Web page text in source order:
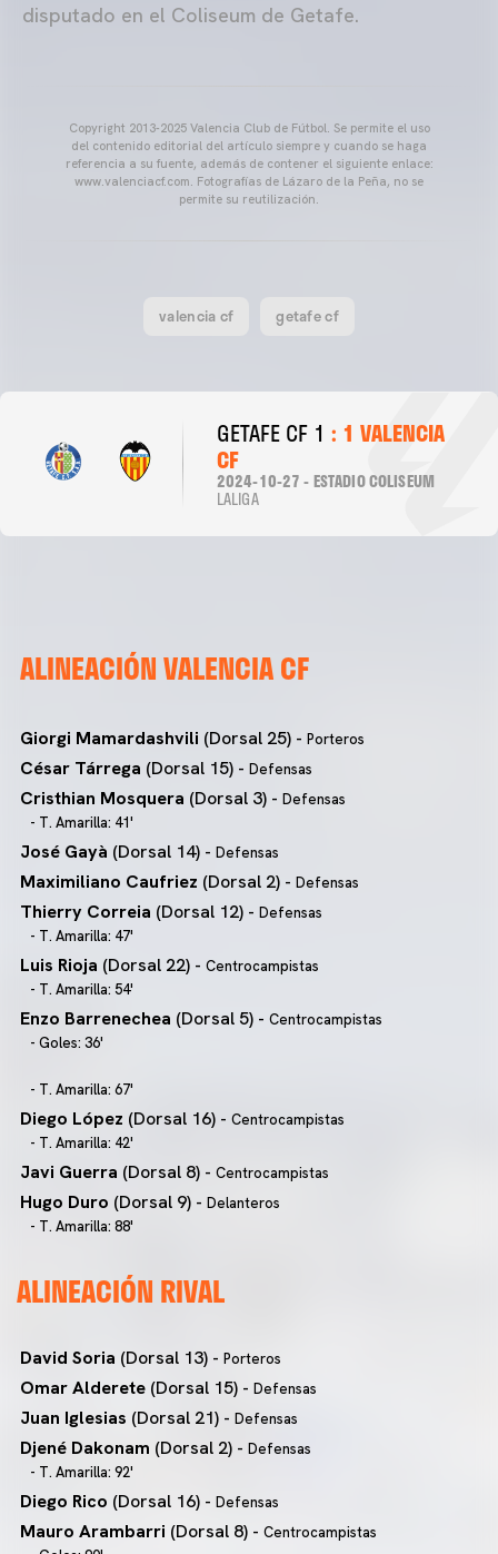
disputado en el Coliseum de Getafe.
Copyright 2013-2025 Valencia Club de Fútbol. Se permite el uso
del contenido editorial del artículo siempre y cuando se haga
referencia a su fuente, además de contener el siguiente enlace:
www.valenciacf.com. Fotografías de Lázaro de la Peña, no se
permite su reutilización.
valencia cf getafe cf
GETAFE CF 1 : 1 VALENCIA
CF
2024-10-27 - ESTADIO COLISEUM
LALIGA
ALINEACIÓN VALENCIA CF
Giorgi Mamardashvili (Dorsal 25) - Porteros
César Tárrega (Dorsal 15) - Defensas
Cristhian Mosquera (Dorsal 3) - Defensas
- T. Amarilla: 41'
José Gayà (Dorsal 14) - Defensas
Maximiliano Caufriez (Dorsal 2) - Defensas
Thierry Correia (Dorsal 12) - Defensas
- T. Amarilla: 47'
Luis Rioja (Dorsal 22) - Centrocampistas
- T. Amarilla: 54'
Enzo Barrenechea (Dorsal 5) - Centrocampistas
- Goles: 36'
- T. Amarilla: 67'
Diego López (Dorsal 16) - Centrocampistas
- T. Amarilla: 42'
Javi Guerra (Dorsal 8) - Centrocampistas
Hugo Duro (Dorsal 9) - Delanteros
- T. Amarilla: 88'
ALINEACIÓN RIVAL
David Soria (Dorsal 13) - Porteros
Omar Alderete (Dorsal 15) - Defensas
Juan Iglesias (Dorsal 21) - Defensas
Djené Dakonam (Dorsal 2) - Defensas
- T. Amarilla: 92'
Diego Rico (Dorsal 16) - Defensas
Mauro Arambarri (Dorsal 8) - Centrocampistas